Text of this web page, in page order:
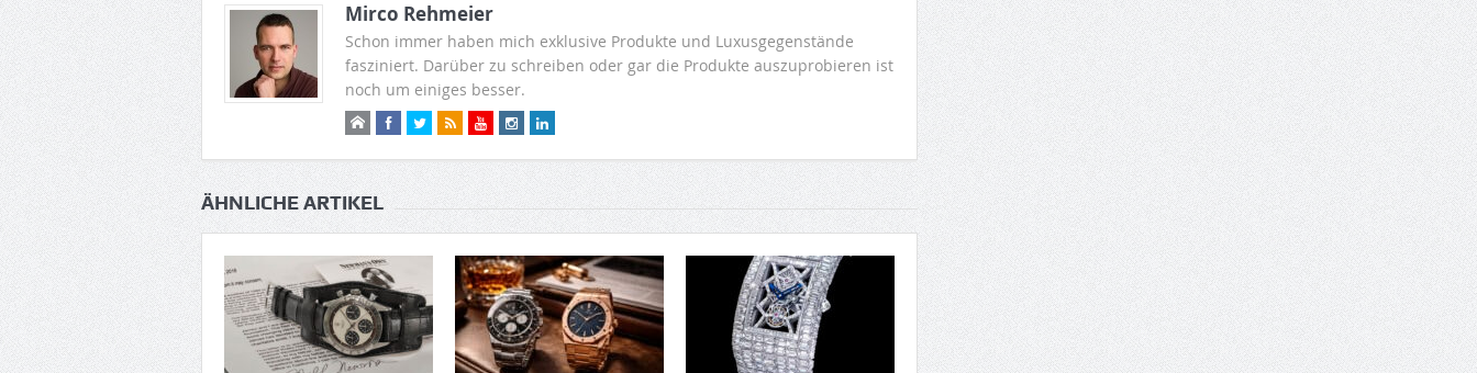
Mirco Rehmeier
Schon immer haben mich exklusive Produkte und Luxusgegenstände
fasziniert. Darüber zu schreiben oder gar die Produkte auszuprobieren ist
noch um einiges besser.
ÄHNLICHE ARTIKEL